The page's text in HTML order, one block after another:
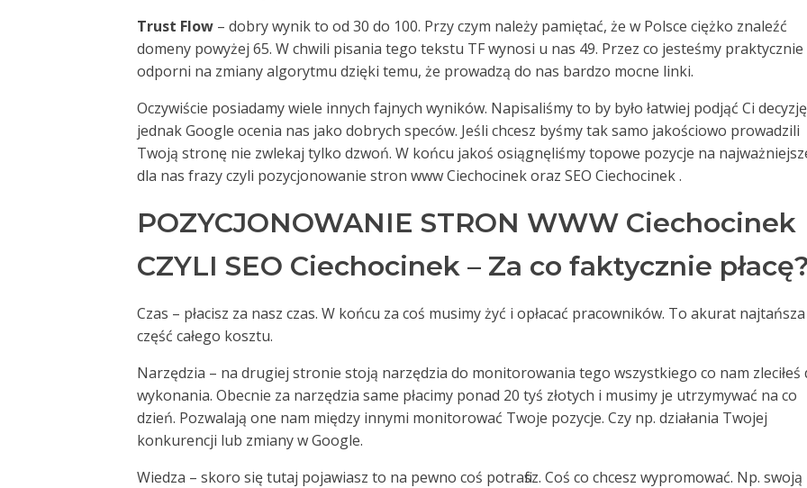
Trust Flow – dobry wynik to od 30 do 100. Przy czym należy pamiętać, że w Polsce ciężko znaleźć
domeny powyżej 65. W chwili pisania tego tekstu TF wynosi u nas 49. Przez co jesteśmy praktycznie
odporni na zmiany algorytmu dzięki temu, że prowadzą do nas bardzo mocne linki.
Oczywiście posiadamy wiele innych fajnych wyników. Napisaliśmy to by było łatwiej podjąć Ci
jednak Google ocenia nas jako dobrych speców. Jeśli chcesz byśmy tak samo jakościowo prowadzili
Twoją stronę nie zwlekaj tylko dzwoń. W końcu jakoś osiągnęliśmy topowe pozycje na
dla nas frazy czyli pozycjonowanie stron www Ciechocinek oraz SEO Ciechocinek .
POZYCJONOWANIE STRON WWW Ciechocinek
CZYLI SEO Ciechocinek – Za co faktycznie płacę?
Czas – płacisz za nasz czas. W końcu za coś musimy żyć i opłacać pracowników. To akurat najtańsza
część całego kosztu.
Narzędzia – na drugiej stronie stoją narzędzia do monitorowania tego wszystkiego co nam zleciłeś
wykonania. Obecnie za narzędzia same płacimy ponad 20 tyś złotych i musimy je utrzymywać na co
dzień. Pozwalają one nam między innymi monitorować Twoje pozycje. Czy np. działania Twojej
konkurencji lub zmiany w Google.
Wiedza – skoro się tutaj pojawiasz to na pewno coś potrafisz. Coś co chcesz wypromować. Np. swoją